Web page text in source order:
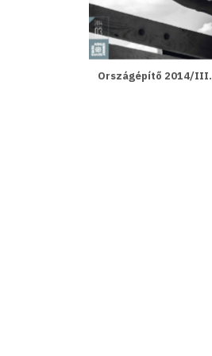
Országépítő 2014/III.